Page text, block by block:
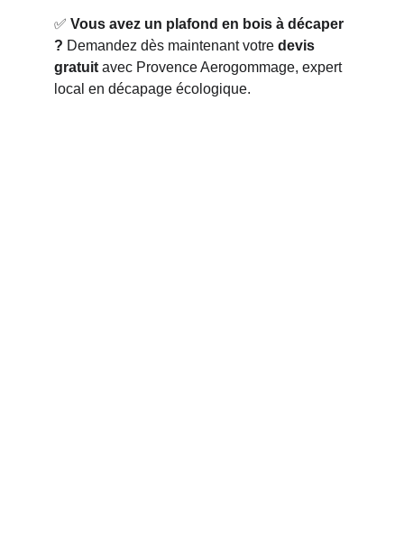
✅ Vous avez un plafond en bois à décaper
? Demandez dès maintenant votre devis
gratuit avec Provence Aerogommage, expert
local en décapage écologique.